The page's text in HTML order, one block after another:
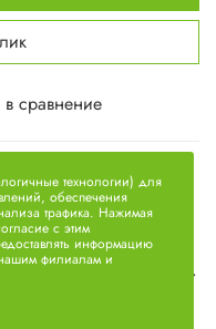
сравнение
технологии) для
обеспечения
трафика. Нажимая
с этим
информацию
филиалам и